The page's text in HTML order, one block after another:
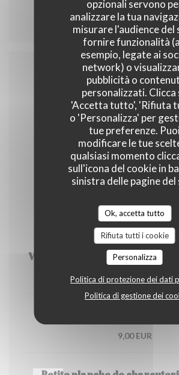
opzionali servono
analizzare la tua
misurare l'audience del
fornire funzionalità
esempio, legate ai
network) o
pubblicità o
personalizzati. Clicca
'Accetta tutto', 'Rifiuta
o 'Personalizza' per
tue preferenze.
modificare le tue
qualsiasi momento
sull'icona del cookie in
sinistra delle pagine del
Ok, accetta tutto
Rifiuta tutti i cookie
Personalizza
Politica di protezione dei dati
Politica di gestione dei
La Coupe
Carte &
Les Entrées
9,00 EUR
Velouté de carottes et potiron
9,00 EUR
9,00 EUR